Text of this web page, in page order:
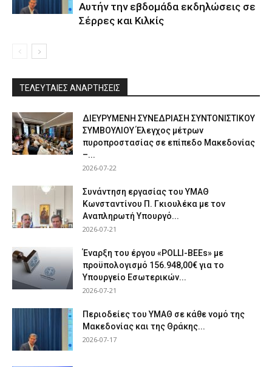
Αυτήν την εβδομάδα εκδηλώσεις σε
Σέρρες και Κιλκίς
ΤΕΛΕΥΤΑΙΕΣ ΑΝΑΡΤΗΣΕΙΣ
ΔΙΕΥΡΥΜΕΝΗ ΣΥΝΕΔΡΙΑΣΗ ΣΥΝΤΟΝΙΣΤΙΚΟΥ
ΣΥΜΒΟΥΛΙΟΥ Έλεγχος μέτρων
πυροπροστασίας σε επίπεδο Μακεδονίας
–...
2026-07-22
Συνάντηση εργασίας του ΥΜΑΘ
Κωνσταντίνου Π. Γκιουλέκα με τον
Αναπληρωτή Υπουργό...
2026-07-21
Έναρξη του έργου «POLLI-BEEs» με
προϋπολογισμό 156.948,00€ για το
Υπουργείο Εσωτερικών...
2026-07-21
Περιοδείες του ΥΜΑΘ σε κάθε νομό της
Μακεδονίας και της Θράκης...
2026-07-17